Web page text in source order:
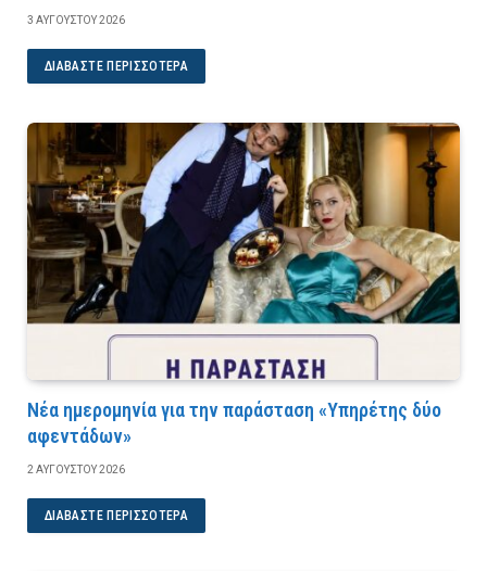
3 ΑΥΓΟΎΣΤΟΥ 2026
ΔΙΑΒΆΣΤΕ ΠΕΡΙΣΣΌΤΕΡΑ
Νέα ημερομηνία για την παράσταση «Υπηρέτης δύο
αφεντάδων»
2 ΑΥΓΟΎΣΤΟΥ 2026
ΔΙΑΒΆΣΤΕ ΠΕΡΙΣΣΌΤΕΡΑ